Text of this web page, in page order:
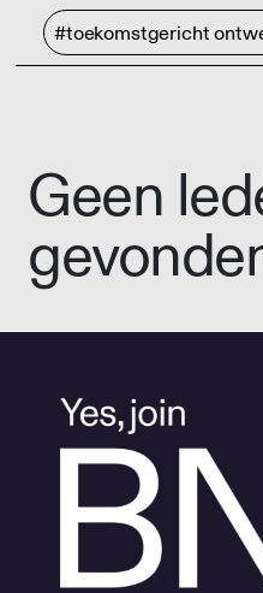
#toekomstgericht
Geen